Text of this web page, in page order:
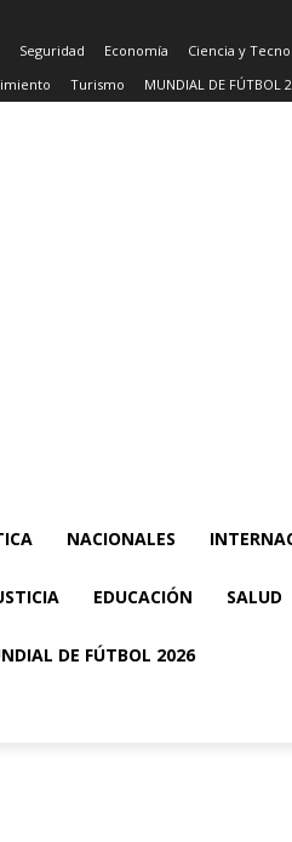
Seguridad Economía Ciencia y
Turismo MUNDIAL DE FÚTBOL
NACIONALES
EDUCACIÓN SALUD
DE FÚTBOL 2026